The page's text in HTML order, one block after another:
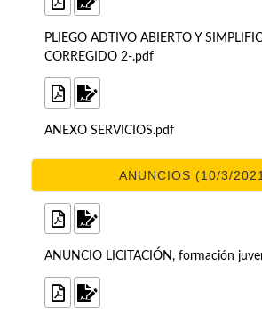
PLIEGO ADTIVO ABIERTO Y
CORREGIDO 2-.pdf
ANEXO SERVICIOS.pdf
ANUNCIOS (10/3/
ANUNCIO LICITACIÓN, formación